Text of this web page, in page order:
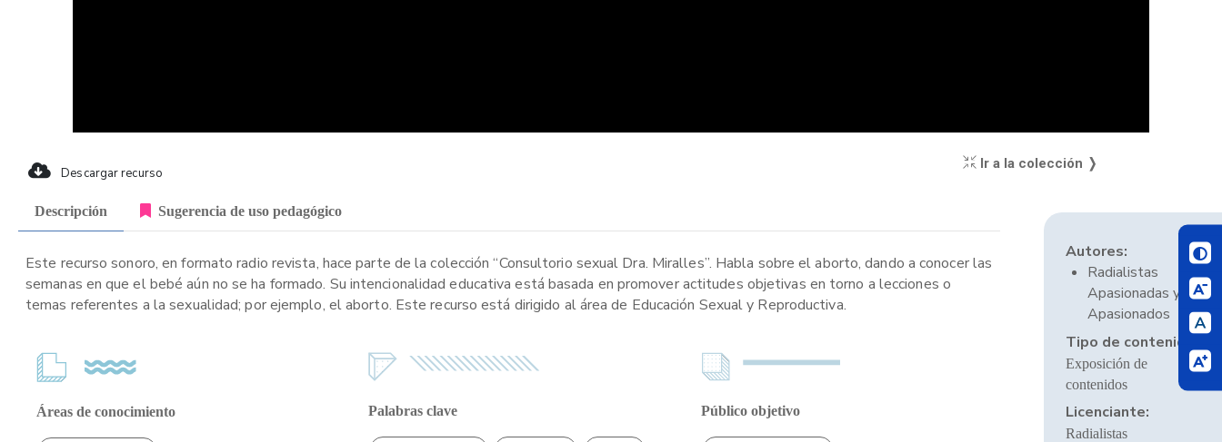
Descargar recurso
Ir a la colección ❭
Descripción Sugerencia de uso pedagógico
Este recurso sonoro, en formato radio revista, hace parte de la colección “Consultorio sexual Dra. Miralles”. Habla sobre el aborto, dando a conocer las
semanas en que el bebé aún no se ha formado. Su intencionalidad educativa está basada en promover actitudes objetivas en torno a lecciones o
temas referentes a la sexualidad; por ejemplo, el aborto. Este recurso está dirigido al área de Educación Sexual y Reproductiva.
Áreas de conocimiento Palabras clave Público objetivo
Autores:
Radialistas
Apasionadas y
Apasionados
Tipo de contenido:
Exposición de
contenidos
Licenciante:
Radialistas